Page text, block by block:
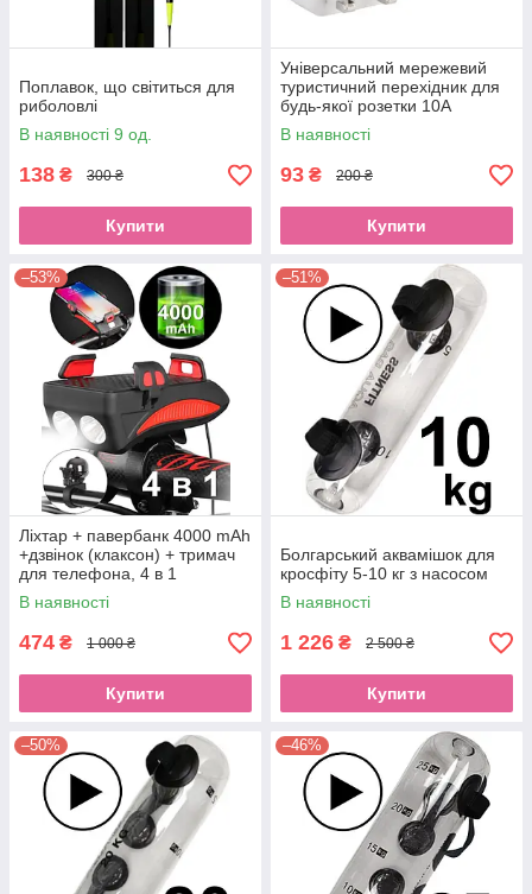
Поплавок, що світиться для
риболовлі
В наявності 9 од.
138 ₴ 300 ₴
Купити
Універсальний мережевий
туристичний перехідник для
будь-якої розетки 10A
MADORU Білий
адаптерEStyle
В наявності
93 ₴ 200 ₴
Купити
–53%
Ліхтар + павербанк 4000 mAh
+дзвінок (клаксон) + тримач
для телефона, 4 в 1
багатофункціональний
світлодіодний
В наявності
474 ₴ 1 000 ₴
Купити
–51%
Болгарський аквамішок для
кросфіту 5-10 кг з насосом
В наявності
1 226 ₴ 2 500 ₴
Купити
–50% –46%